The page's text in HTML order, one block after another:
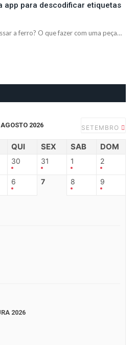
app para descodificar etiquetas
a ferro? O que fazer com uma peça…
AGOSTO 2026 SETEMBRO
QUI SEX SAB DOM
30 31 1 2
6 7 8 9
2026